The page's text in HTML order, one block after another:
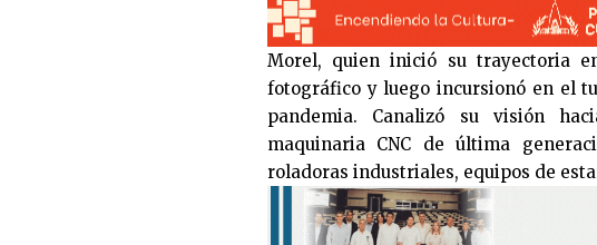
Morel, quien inició su trayectoria
fotográfico y luego incursionó en el
pandemia. Canalizó su visión
maquinaria CNC de última
roladoras industriales, equipos de